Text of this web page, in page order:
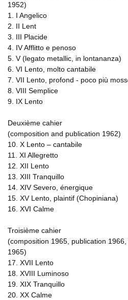
1952)
1. I Angelico
2. II Lent
3. III Placide
4. IV Afflitto e penoso
5. V (legato metallic, in lontananza)
6. VI Lento, molto cantabile
7. VII Lento, profond - poco più
8. VIII Semplice
9. IX Lento
Deuxième cahier
(composition and publication 1962)
10. X Lento – cantabile
11. XI Allegretto
12. XII Lento
13. XIII Tranquillo
14. XIV Severo, énergique
15. XV Lento, plaintif (Chopiniana)
16. XVI Calme
Troisième cahier
(composition 1965, publication
1965)
17. XVII Lento
18. XVIII Luminoso
19. XIX Tranquillo
20. XX Calme